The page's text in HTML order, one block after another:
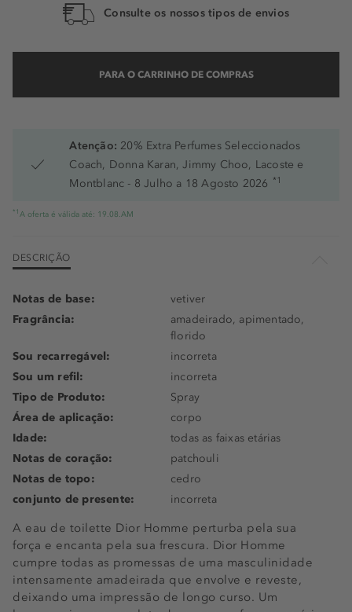
Consulte os nossos tipos de envios
PARA O CARRINHO DE COMPRAS
Atenção: 20% Extra Perfumes Seleccionados
Coach, Donna Karan, Jimmy Choo, Lacoste e
Montblanc - 8 Julho a 18 Agosto 2026 *1
*1 A oferta é válida até: 19.08.AM
DESCRIÇÃO
A eau de toilette Dior Homme perturba pela sua
força e encanta pela sua frescura. Dior Homme
cumpre todas as promessas de uma masculinidade
intensamente amadeirada que envolve e reveste,
deixando uma impressão de longo curso. Um
Notas de base:
vetiver
Fragrância:
amadeirado, apimentado,
florido
Sou recarregável:
incorreta
Sou um refil:
incorreta
Tipo de Produto:
Spray
Área de aplicação:
corpo
Idade:
todas as faixas etárias
Notas de coração:
patchouli
Notas de topo:
cedro
conjunto de presente:
incorreta